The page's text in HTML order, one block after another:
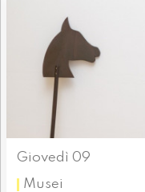
Giovedì 09
Musei